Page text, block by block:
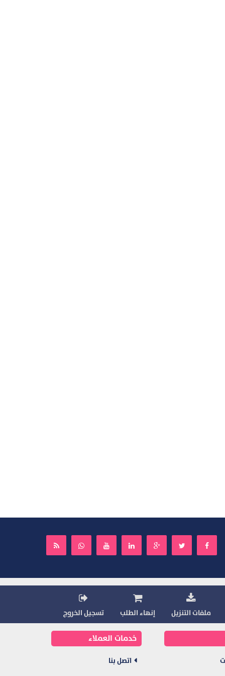
ملفات التنزيل إنهاء الطلب تسجيل الخروج
خدمات العملاء
اتصل بنا